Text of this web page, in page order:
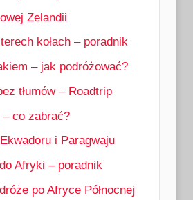
Zelandii
kołach – poradnik
– jak podróżować?
tłumów – Roadtrip
co zabrać?
i Paragwaju
Afryki – poradnik
po Afryce Północnej